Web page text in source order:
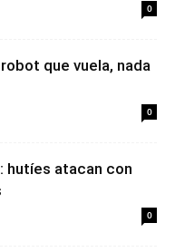
0
robot que vuela, nada
0
hutíes atacan con
0